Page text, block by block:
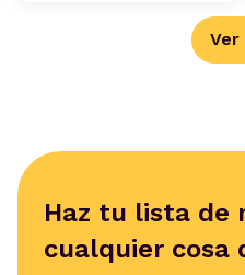
Ver
Haz tu lista de
cualquier cosa